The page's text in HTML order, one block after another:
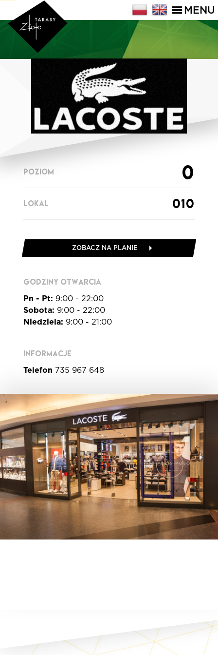
MENU
POZIOM 0
LOKAL 010
ZOBACZ NA PLANIE
GODZINY OTWARCIA
Pn - Pt: 9:00 - 22:00
Sobota: 9:00 - 22:00
Niedziela: 9:00 - 21:00
INFORMACJE
Telefon 735 967 648